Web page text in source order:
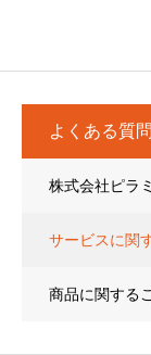
よくある質問
株式会社ピラ
サービスに関
商品に関する